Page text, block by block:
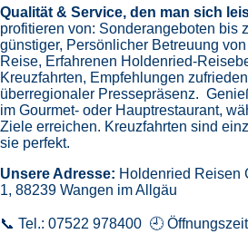
Qualität & Service, den man sich
profitieren von: Sonderangeboten bis
günstiger, Persönlicher Betreuung
Reise, Erfahrenen Holdenried-
Kreuzfahrten, Empfehlungen
überregionaler Pressepräsenz.
im Gourmet- oder Hauptrestaurant,
Ziele erreichen. Kreuzfahrten sind
sie perfekt.
Unsere Adresse: Holdenried Reisen
1, 88239 Wangen im Allgäu
📞 Tel.: 07522 978400 🕘